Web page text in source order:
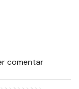
comentar